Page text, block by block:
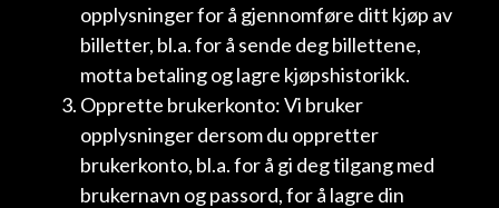
opplysninger for å gjennomføre ditt kjøp av
billetter, bl.a. for å sende deg billettene,
motta betaling og lagre kjøpshistorikk.
Opprette brukerkonto: Vi bruker
opplysninger dersom du oppretter
brukerkonto, bl.a. for å gi deg tilgang med
brukernavn og passord, for å lagre din